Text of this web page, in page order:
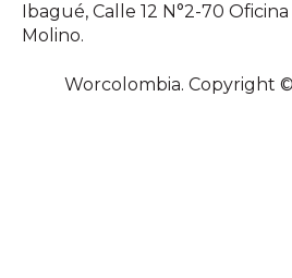
Ibagué, Calle 12 N°2-70 Oficina
Molino.
Worcolombia. Copyright